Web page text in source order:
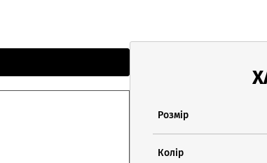
Розмір
Колір